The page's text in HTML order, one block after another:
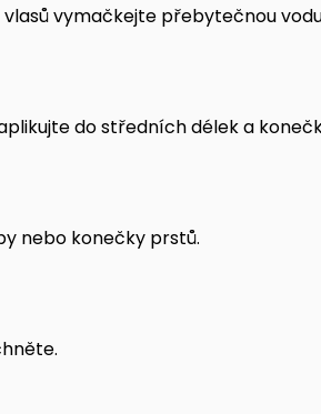
vymačkejte přebytečnou
do středních délek a
nebo konečky prstů.